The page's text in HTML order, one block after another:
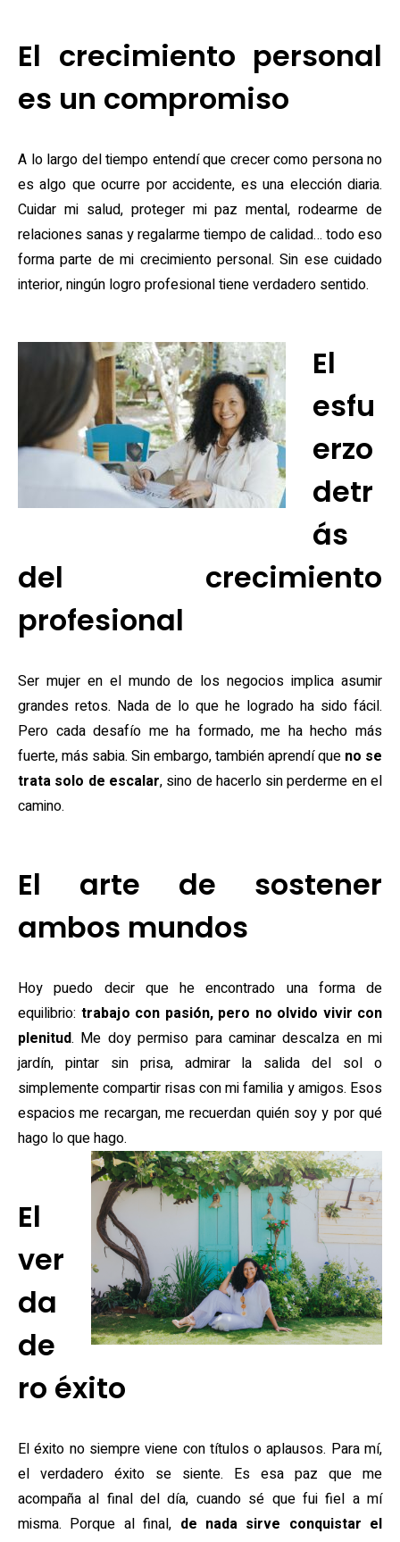
El crecimiento personal
es un compromiso
A lo largo del tiempo entendí que crecer como persona no
es algo que ocurre por accidente, es una elección diaria.
Cuidar mi salud, proteger mi paz mental, rodearme de
relaciones sanas y regalarme tiempo de calidad… todo eso
forma parte de mi crecimiento personal. Sin ese cuidado
interior, ningún logro profesional tiene verdadero sentido.
El
esfu
erzo
detr
ás
del crecimiento
profesional
Ser mujer en el mundo de los negocios implica asumir
grandes retos. Nada de lo que he logrado ha sido fácil.
Pero cada desafío me ha formado, me ha hecho más
fuerte, más sabia. Sin embargo, también aprendí que no se
trata solo de escalar, sino de hacerlo sin perderme en el
camino.
El arte de sostener
ambos mundos
Hoy puedo decir que he encontrado una forma de
equilibrio: trabajo con pasión, pero no olvido vivir con
plenitud. Me doy permiso para caminar descalza en mi
jardín, pintar sin prisa, admirar la salida del sol o
simplemente compartir risas con mi familia y amigos. Esos
espacios me recargan, me recuerdan quién soy y por qué
hago lo que hago.
El
ver
da
de
ro éxito
El éxito no siempre viene con títulos o aplausos. Para mí,
el verdadero éxito se siente. Es esa paz que me
acompaña al final del día, cuando sé que fui fiel a mí
misma. Porque al final, de nada sirve conquistar el